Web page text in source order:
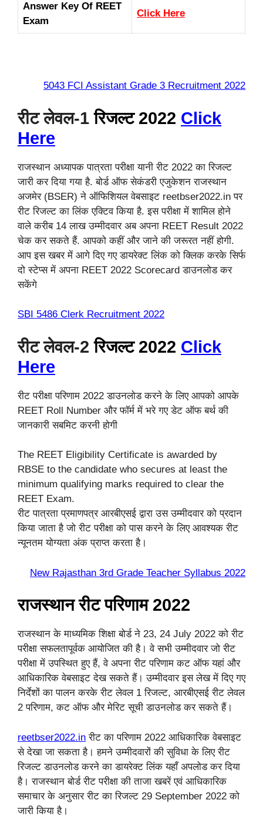
Answer Key Of REET
Exam
Click Here
5043 FCI Assistant Grade 3 Recruitment 2022
रीट लेवल-1रिजल्ट 2022 Click
Here
राजस्थान अध्यापक पात्रता परीक्षा यानी रीट 2022 का रिजल्ट
जारी कर दिया गया है. बोर्ड ऑफ सेकंडरी एजुकेशन राजस्थान
अजमेर (BSER) ने ऑफिशियल वेबसाइट reetbser2022.in पर
रीट रिजल्ट का लिंक एक्टिव किया है. इस परीक्षा में शामिल होने
वाले करीब 14 लाख उम्मीदवार अब अपना REET Result 2022
चेक कर सकते हैं. आपको कहीं और जाने की जरूरत नहीं होगी.
आप इस खबर में आगे दिए गए डायरेक्ट लिंक को क्लिक करके सिर्फ
दो स्टेप्स में अपना REET 2022 Scorecard डाउनलोड कर
सकेंगे
SBI 5486 Clerk Recruitment 2022
रीट लेवल-2रिजल्ट 2022 Click
Here
रीट परीक्षा परिणाम 2022 डाउनलोड करने के लिए आपको आपके
REET Roll Number और फॉर्म में भरे गए डेट ऑफ बर्थ की
जानकारी सबमिट करनी होगी
The REET Eligibility Certificate is awarded by
RBSE to the candidate who secures at least the
minimum qualifying marks required to clear the
REET Exam.
रीट पात्रता प्रमाणपत्र आरबीएसई द्वारा उस उम्मीदवार को प्रदान
किया जाता है जो रीट परीक्षा को पास करने के लिए आवश्यक रीट
न्यूनतम योग्यता अंक प्राप्त करता है।
New Rajasthan 3rd Grade Teacher Syllabus 2022
राजस्थान रीट परिणाम 2022
राजस्थान के माध्यमिक शिक्षा बोर्ड ने 23, 24 July 2022 को रीट
परीक्षा सफलतापूर्वक आयोजित की है। वे सभी उम्मीदवार जो रीट
परीक्षा में उपस्थित हुए हैं, वे अपना रीट परिणाम कट ऑफ यहां और
आधिकारिक वेबसाइट देख सकते हैं। उम्मीदवार इस लेख में दिए गए
निर्देशों का पालन करके रीट लेवल 1 रिजल्ट, आरबीएसई रीट लेवल
2 परिणाम, कट ऑफ और मेरिट सूची डाउनलोड कर सकते हैं।
reetbser2022.in रीट का परिणाम 2022 आधिकारिक वेबसाइट
से देखा जा सकता है। हमने उम्मीदवारों की सुविधा के लिए रीट
रिजल्ट डाउनलोड करने का डायरेक्ट लिंक यहाँ अपलोड कर दिया
है। राजस्थान बोर्ड रीट परीक्षा की ताजा खबरें एवं आधिकारिक
समाचार के अनुसार रीट का रिजल्ट 29 September 2022 को
जारी किया है।